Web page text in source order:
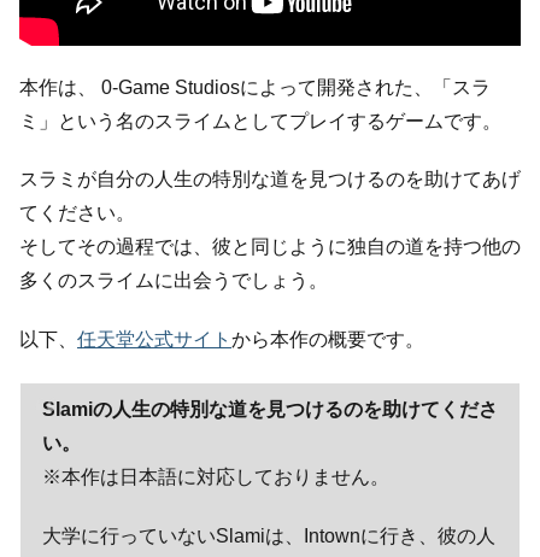
本作は、 0-Game Studiosによって開発された、「スラ
ミ」という名のスライムとしてプレイするゲームです。
スラミが自分の人生の特別な道を見つけるのを助けてあげ
てください。
そしてその過程では、彼と同じように独自の道を持つ他の
多くのスライムに出会うでしょう。
以下、 任天堂公式サイト から本作の概要です。
Slamiの人生の特別な道を見つけるのを助けてくださ
い。
※本作は日本語に対応しておりません。
大学に行っていないSlamiは、Intownに行き、彼の人